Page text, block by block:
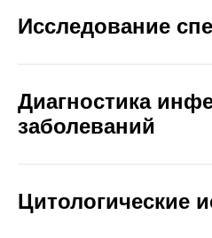
Исследование
Диагностика
заболеваний
Цитологические